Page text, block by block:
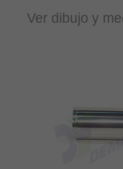
Ver dibujo y